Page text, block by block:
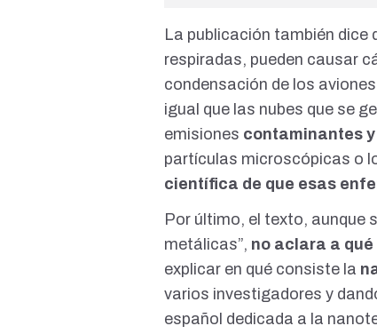
La publicación también
respiradas, pueden causar
condensación de los
igual que las nubes que se
emisiones contaminantes
partículas microscópicas o
científica de que esas
Por último, el texto, aunque
metálicas”, no aclara a
explicar en qué consiste la
varios investigadores y
español dedicada a la